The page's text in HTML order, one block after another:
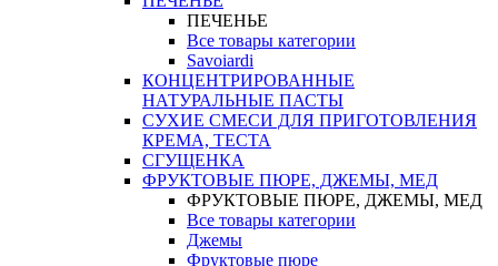
ПЕЧЕНЬЕ
Все товары категории
Savoiardi
КОНЦЕНТРИРОВАННЫЕ
НАТУРАЛЬНЫЕ ПАСТЫ
СУХИЕ СМЕСИ ДЛЯ ПРИГОТОВЛЕНИЯ
КРЕМА, ТЕСТА
СГУЩЕНКА
ФРУКТОВЫЕ ПЮРЕ, ДЖЕМЫ, МЕД
ФРУКТОВЫЕ ПЮРЕ, ДЖЕМЫ, МЕД
Все товары категории
Джемы
Фруктовые пюре